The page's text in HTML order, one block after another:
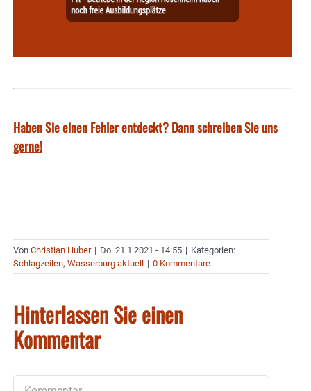
Haben Sie einen Fehler entdeckt? Dann schreiben Sie uns
gerne!
Von Christian Huber | Do. 21.1.2021 - 14:55 | Kategorien:
Schlagzeilen, Wasserburg aktuell | 0 Kommentare
Hinterlassen Sie einen
Kommentar